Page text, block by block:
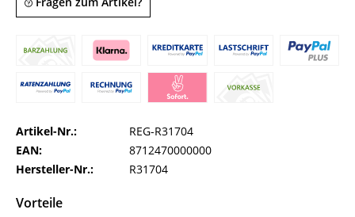
Artikel-Nr.:
REG-R31704
EAN:
8712470000000
Hersteller-Nr.:
R31704
Vorteile